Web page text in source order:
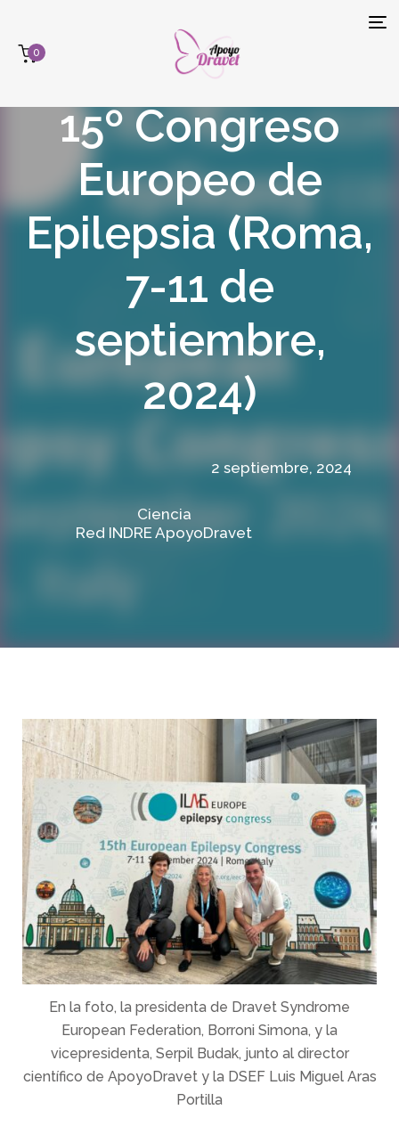
0
15º Congreso
Europeo de
Epilepsia(Roma,
7-11 de
septiembre,
2024)
2 septiembre, 2024
Ciencia
Red INDRE ApoyoDravet
En la foto, la presidenta de Dravet Syndrome
European Federation, Borroni Simona, y la
vicepresidenta, Serpil Budak, junto al director
científico de ApoyoDravet y la DSEF Luis Miguel Aras
Portilla